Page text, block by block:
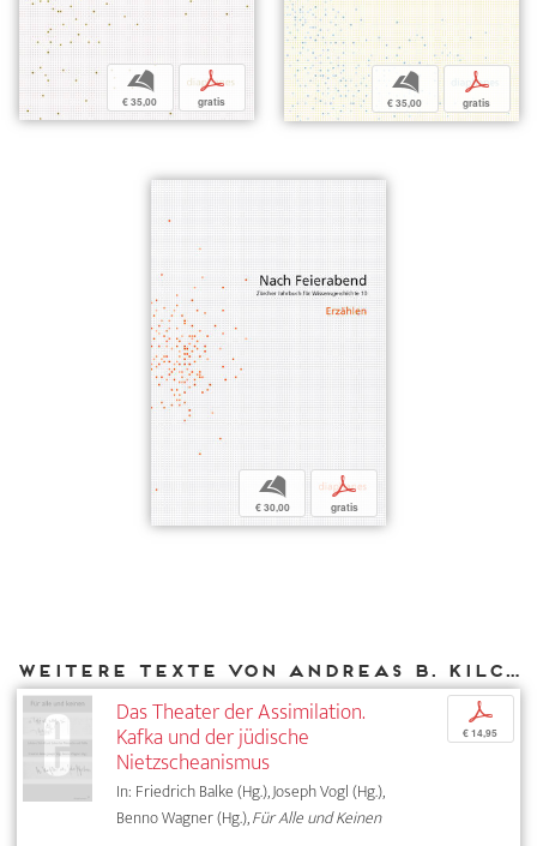
b
€ 35,00
p
gratis
b
€ 35,00
p
gratis
b
€ 30,00
p
gratis
Weitere Texte von Andreas B. Kilcher bei DIAPHANES
Das Theater der Assimilation.
Kafka und der jüdische
Nietzscheanismus
In: Friedrich Balke (Hg.), Joseph Vogl (Hg.),
Benno Wagner (Hg.),Für Alle und Keinen
p
€ 14,95